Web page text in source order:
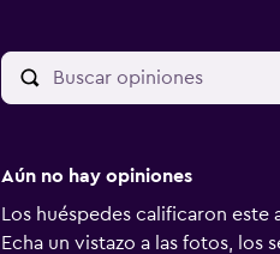
Aún no hay opiniones
Los huéspedes calificaron
Echa un vistazo a las fotos, los